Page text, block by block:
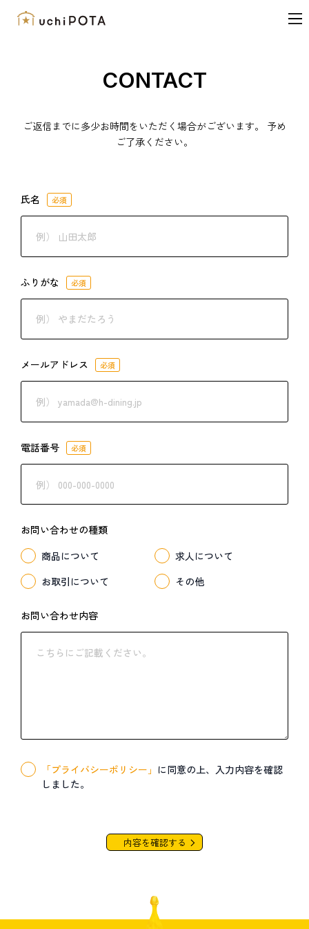
CONTACT
ご返信までに多少お時間をいただく場合がございます。 予め
ご了承ください。
氏名 必須
ふりがな 必須
メールアドレス 必須
電話番号 必須
お問い合わせの種類
商品について
求人について
お取引について
その他
お問い合わせ内容
「プライバシーポリシー」 に同意の上、入力内容を確認
しました。
内容を確認する